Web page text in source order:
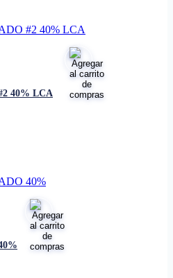
T,
UTP
80 N
5 a 60°C en instalación. 0 a 60°C
en almacenamiento y -10 a 60°C
en operación.
40% LCA